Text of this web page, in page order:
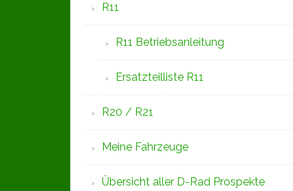
R11
R11 Betriebsanleitung
Ersatzteilliste R11
R20 / R21
Meine Fahrzeuge
Übersicht aller D-Rad Prospekte